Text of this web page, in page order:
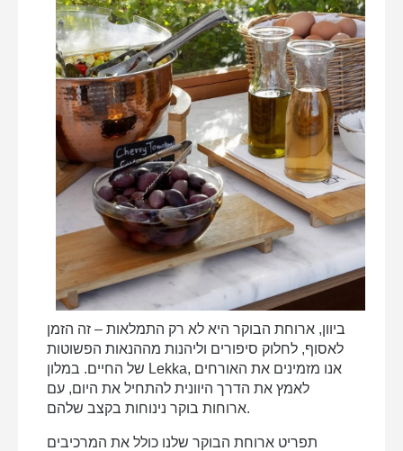
ביוון, ארוחת הבוקר היא לא רק התמלאות – זה הזמן
לאסוף, לחלוק סיפורים וליהנות מההנאות הפשוטות
של החיים. במלון Lekka, אנו מזמינים את האורחים
לאמץ את הדרך היוונית להתחיל את היום, עם
ארוחות בוקר נינוחות בקצב שלהם.
תפריט ארוחת הבוקר שלנו כולל את המרכיבים
Home
Location
Rooms & suites
חדר זוגי רגיל או חדר טווין
חדר זוגי נסט (Nest)
סוויטה ג'וניור (Junior)
סוויטה משפחתית